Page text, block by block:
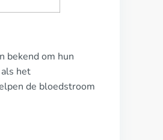
bekend om hun
het
de bloedstroom